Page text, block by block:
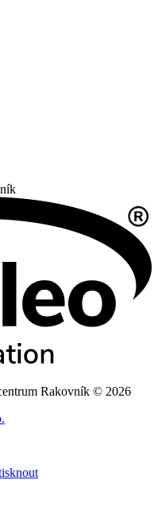
Rakovník © 2026